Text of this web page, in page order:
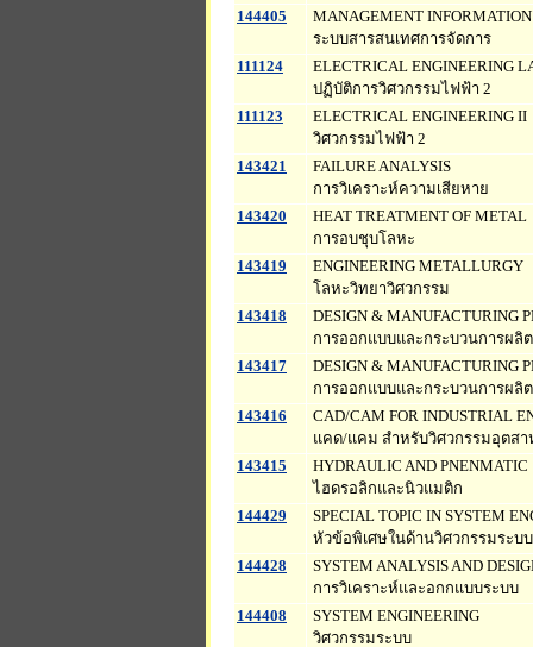
144405
MANAGEMENT
ระบบสารสนเทศการจัดการ
111124
ELECTRICAL ENGINEERING
ปฏิบัติการวิศวกรรมไฟฟ้า 2
111123
ELECTRICAL ENGINEERING II
วิศวกรรมไฟฟ้า 2
143421
FAILURE ANALYSIS
การวิเคราะห์ความเสียหาย
143420
HEAT TREATMENT OF METAL
การอบชุบโลหะ
143419
ENGINEERING METALLURGY
โลหะวิทยาวิศวกรรม
143418
DESIGN & MANUFACTURING
การออกแบบและกระบวนการผ
143417
DESIGN & MANUFACTURING
การออกแบบและกระบวนการผ
143416
CAD/CAM FOR INDUSTRIAL
แคด/แคม สำหรับวิศวกรรมอุตสา
143415
HYDRAULIC AND PNENMATIC
ไฮดรอลิกและนิวแมติก
144429
SPECIAL TOPIC IN SYSTEM
หัวข้อพิเศษในด้านวิศวกรรมระบบ
144428
SYSTEM ANALYSIS AND
การวิเคราะห์และอกกแบบระบบ
144408
SYSTEM ENGINEERING
วิศวกรรมระบบ